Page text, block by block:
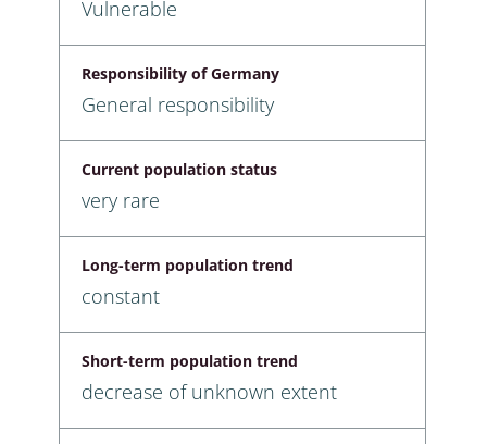
Vulnerable
Responsibility of Germany
General responsibility
Current population status
very rare
Long-term population trend
constant
Short-term population trend
decrease of unknown extent